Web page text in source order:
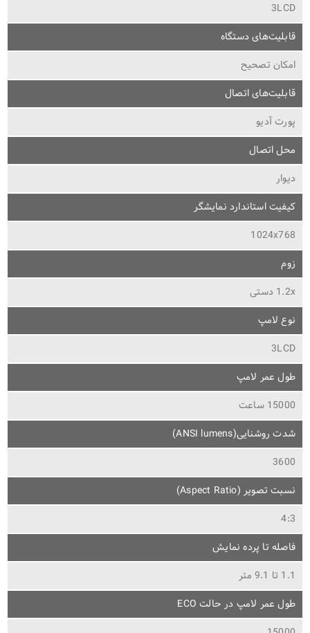
3LCD
قابلیت‌های دستگاه
امکان تصحیح
قابلیت‌های اتصال
پورت آدیو
محل اتصال
دیوار
کیفیت استاندارد نمایشگر
1024x768
زوم
1.2x دستی
نوع لامپ
3LCD
طول عمر لامپ
15000 ساعت
شدت روشنایی(ANSI lumens)
3600
نسبت تصویر (Aspect Ratio)
4:3
فاصله تا پرده نمایش
1.1 تا 9.1 متر
طول عمر لامپ در حالت ECO